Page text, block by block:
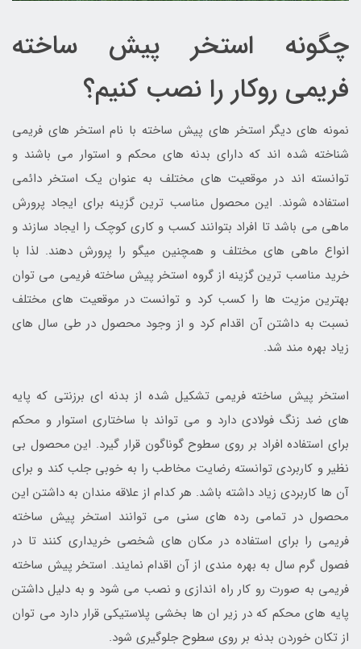
چگونه استخر پیش ساخته
فریمی روکار را نصب کنیم؟
نمونه های دیگر استخر های پیش ساخته با نام استخر های فریمی
شناخته شده اند که دارای بدنه های محکم و استوار می باشند و
توانسته اند در موقعیت های مختلف به عنوان یک استخر دائمی
استفاده شوند. این محصول مناسب ترین گزینه برای ایجاد پرورش
ماهی می باشد تا افراد بتوانند کسب و کاری کوچک را ایجاد سازند و
انواع ماهی های مختلف و همچنین میگو را پرورش دهند. لذا با
خرید مناسب ترین گزینه از گروه استخر پیش ساخته فریمی می توان
بهترین مزیت ها را کسب کرد و توانست در موقعیت های مختلف
نسبت به داشتن آن اقدام کرد و از وجود محصول در طی سال های
زیاد بهره مند شد.
استخر پیش ساخته فریمی تشکیل شده از بدنه ای برزنتی که پایه
های ضد زنگ فولادی دارد و می تواند با ساختاری استوار و محکم
برای استفاده افراد بر روی سطوح گوناگون قرار گیرد. این محصول بی
نظیر و کاربردی توانسته رضایت مخاطب را به خوبی جلب کند و برای
آن ها کاربردی زیاد داشته باشد. هر کدام از علاقه مندان به داشتن این
محصول در تمامی رده های سنی می توانند استخر پیش ساخته
فریمی را برای استفاده در مکان های شخصی خریداری کنند تا در
فصول گرم سال به بهره مندی از آن اقدام نمایند. استخر پیش ساخته
فریمی به صورت رو کار راه اندازی و نصب می شود و به دلیل داشتن
پایه های محکم که در زیر ان ها بخشی پلاستیکی قرار دارد می توان
از تکان خوردن بدنه بر روی سطوح جلوگیری شود.